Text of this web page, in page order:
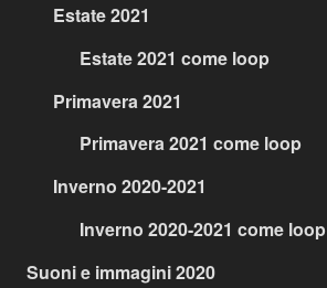
Estate 2021
Estate 2021 come loop
Primavera 2021
Primavera 2021 come loop
Inverno 2020-2021
Inverno 2020-2021 come loop
Suoni e immagini 2020